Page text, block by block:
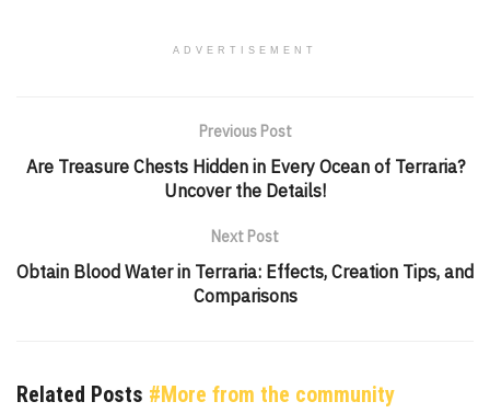
ADVERTISEMENT
Previous Post
Are Treasure Chests Hidden in Every Ocean of Terraria?
Uncover the Details!
Next Post
Obtain Blood Water in Terraria: Effects, Creation Tips, and
Comparisons
Related Posts #More from the community